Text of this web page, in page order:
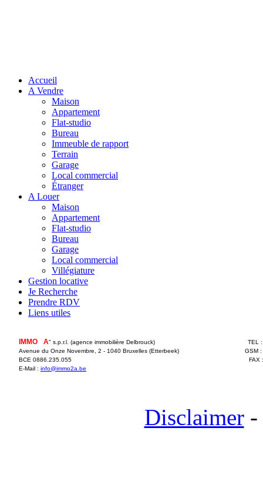
Accueil
A Vendre
Maison
Appartement
Flat-studio
Bureau
Immeuble de rapport
Terrain
Garage
Local commercial
Étranger
A Louer
Maison
Appartement
Flat-studio
Bureau
Garage
Local commercial
Villégiature
Gestion locative
Je Recherche
Prendre RDV
Liens utiles
IMMO A" s.p.r.l. (agence immobilière Delbrouck)
Avenue du Onze Novembre, 2 - 1040 Bruxelles (Etterbeek)
BCE 0886.235.055
E-Mail : info@immo2a.be
TEL
GSM
FAX
Disclaimer-